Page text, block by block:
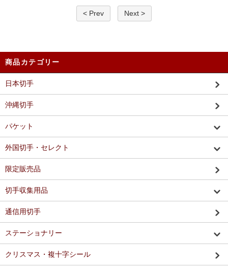
< Prev Next >
商品カテゴリー
日本切手
沖縄切手
パケット
外国切手・セレクト
限定販売品
切手収集用品
通信用切手
ステーショナリー
クリスマス・複十字シール